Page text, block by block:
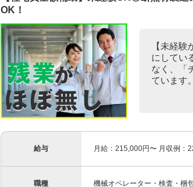
OK！
【未経
にしてい
なく、「
ています
給与 月給：215,000円〜 月収例：
職種 機械オペレーター・検査・梱